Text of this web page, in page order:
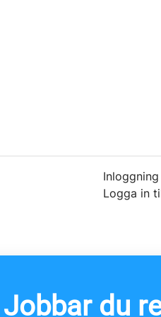
Logga in
Jobbar du